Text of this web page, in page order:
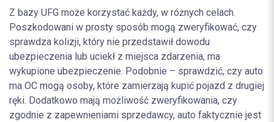
Z bazy UFG może korzystać każdy, w różnych celach.
Poszkodowani w prosty sposób mogą zweryfikować, czy
sprawdza kolizji, który nie przedstawił dowodu
ubezpieczenia lub uciekł z miejsca zdarzenia, ma
wykupione ubezpieczenie. Podobnie – sprawdzić, czy auto
ma OC mogą osoby, które zamierzają kupić pojazd z drugiej
ręki. Dodatkowo mają możliwość zweryfikowania, czy
zgodnie z zapewnieniami sprzedawcy, auto faktycznie jest